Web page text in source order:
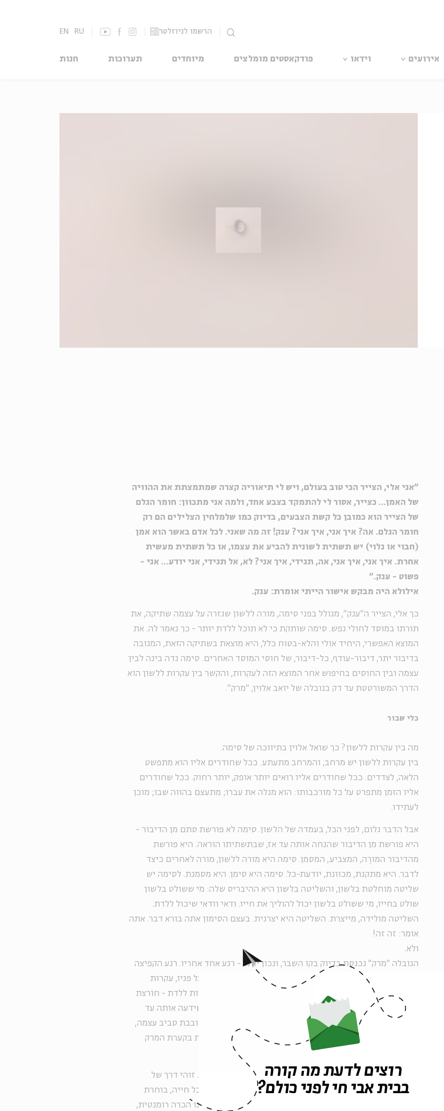
הרשמו לניוזלטר EN RU
אירועים וידאו פודקאסטים מומלצים מיוחדים תערוכות חנות
"אני אלי, הצייר הכי טוב בעולם, ויש לי תיאוריה קצרה שמתמצתת את ההוויה
של האמן... כצייר, אסור לי להתמקד בצבע אחד, ולמה אני מתכוון: חומר הגלם
של הצייר הוא כמובן כל קשת הצבעים, בדיוק כמו שלמלחין הצלילים הם רק
חומר הגלם. אה? איך אני, איך אני? ענק! זה מה שאני. לכל אדם באשר הוא אמן
(חבוי או גלוי) יש תשתית לשונית להביע את עצמו, או כל תשתית מעשית
אחרת. איך אני, איך אני, אה, תגידי, איך אני? לא, אל תגידי, אני יודע... אני -
פשוט - ענק."
אילולא היה מבקש אישור הייתי אומרת: ענק.
כך אלי, הצייר ה"ענק", מגולל בפני סימה, מורה ללשון שגזרה על עצמה שתיקה, את
תורתו במוסד לחולי נפש. סימה שותקת כי לא תוכל ללדת יותר - כך נאמר לה. את
המוצא האפשרי, היחיד אולי והלא-בטוח כלל, היא מוצאת בשתיקה הזאת, המגובה
בדיבור יתר, דיבור-עודף, כל-דיבור, של חוסי המוסד האחרים. סימה נדה בינה לבין
עצמה ובין החוסים בחיפוש אחר המוצא הזה לעקרות, והקשר בין עקרות ללשון הוא
הדרך המשורטטת עד דק בנובלה של יואב אלוין, "מרק".
כלי שבור
מה בין עקרות ללשון? כך שואל אלוין בתיווכה של סימה.
בין עקרות ללשון יש מרחב, והמרחב מתעתע. ככל שחודרים אליו הוא מתפשט
הלאה, לצדדים. ככל שחודרים אליו רואים יותר אופק, יותר רחוק. ככל שחודרים
אליו הזמן מתפרט על כל מורכבותו: הוא מגלה את עברו; מתעצם בהווה שבו; מוכן
לעתידו.
אבל הדבר גלום, לפני הכל, בעמדה של הלשון. סימה לא פורשת סתם מן הדיבור -
היא פורשת מן הדיבור שהנחה אותה עד אז, שבתשתיתו הוראה. היא פורשת
מהדיבור המורֶה, המצביע, המסמן. סימה היא מורה ללשון, מורה לאחרים כיצד
לדבר. היא מתקנת, מכוונת, יודעת-כל. סימה היא סימן. היא מסמנת. לסימה יש
שליטה מוחלטת בלשון, והשליטה בלשון היא ההיבריס שלה: מי ששולט בלשון
שולט בחייו, מי ששולט בלשון יכול להוליך את חייו. ודאי וודאי שיכול ללדת.
השליטה מולידה, מייצרת. השליטה היא יצרנית. בעצם הסימון אתה בורא דבר. אתה
אומר: זה זה!
ולא.
הנובלה "מרק" נכנסת בדיוק בקו השבר, ונכון יותר - רגע אחד אחריו. רגע הקפיצה
של סימה אל השתיקה הוא גם הרגע שבו היא גוזרת על עצמה, על פניו, עקרות
לשונית. הלשון לא תסמן יותר, לא תברא יותר. אם אין לה אפשרות ללדת - חורצת
סימה בינה לבין עצמה - אין לה גם אפשרות לדבר. הלשון כמו שידעה אותה עד
עכשיו, מבינה סימה, שקרנית. הלשון לא יכולה לברוא. הלשון סובבת סביב עצמה,
מעגלים-מעגלים, כמו אותה כלבה אחוזת תזזית שהיא מדמיינת בקערת המרק
שלפניה ברגע פתיחת הנובלה.
כך, אחוזת שבר, סימה צריכה לסלול מחדש את הדרך אל הלשון. זוהי דרך של
למידה, של אחיזה מחודשת בכלי השבור. סימה, שהיתה מורה כל חייה, בוחרת
לעבור לצד השני. האשפוז העצמי במוסד לחולי נפש מהותו איננו הכרה רומנטית,
רוצים לדעת מה קורה
בבית אבי חי לפני כולם?